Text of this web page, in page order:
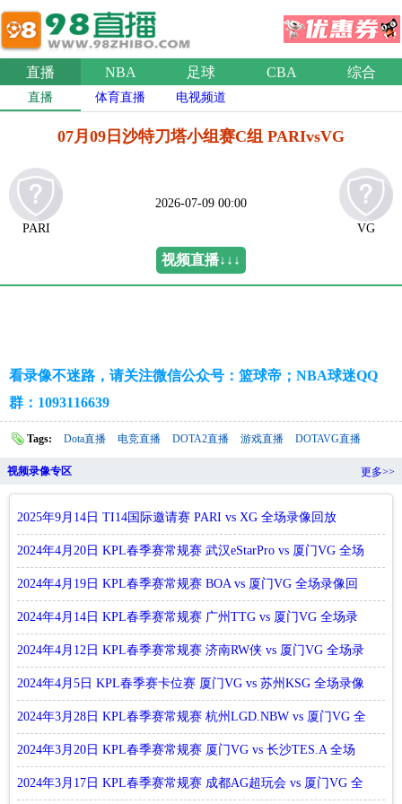
直播 NBA 足球 CBA 综合
直播 体育直播 电视频道
07月09日沙特刀塔小组赛C组 PARIvsVG
PARI
2026-07-09 00:00
VG
视频直播↓↓↓
看录像不迷路，请关注微信公众号：篮球帝；NBA球迷QQ
群：1093116639
Tags: Dota直播 电竞直播 DOTA2直播 游戏直播 DOTAVG直播
视频录像专区 更多>>
2025年9月14日 TI14国际邀请赛 PARI vs XG 全场录像回放
2024年4月20日 KPL春季赛常规赛 武汉eStarPro vs 厦门VG 全场
录
2024年4月19日 KPL春季赛常规赛 BOA vs 厦门VG 全场录像回
放
2024年4月14日 KPL春季赛常规赛 广州TTG vs 厦门VG 全场录
像回放
2024年4月12日 KPL春季赛常规赛 济南RW侠 vs 厦门VG 全场录
像回
2024年4月5日 KPL春季赛卡位赛 厦门VG vs 苏州KSG 全场录像
回放
2024年3月28日 KPL春季赛常规赛 杭州LGD.NBW vs 厦门VG 全
场录像
2024年3月20日 KPL春季赛常规赛 厦门VG vs 长沙TES.A 全场
录像回
2024年3月17日 KPL春季赛常规赛 成都AG超玩会 vs 厦门VG 全